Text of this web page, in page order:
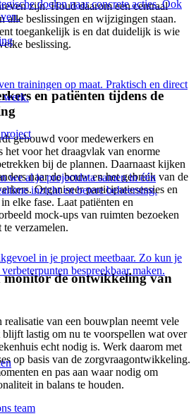
doelen naar concrete acties. Ook
trainingen op maat. Praktisch en direct
werk.
we al je projectdata samen in één
inzicht en betere beheersing.
in je project meetbaar. Zo kun je
bespreekbaar maken.
team
zijn. Houd daarom een centraal
alle beslissingen en wijzigingen staan.
toegankelijk is en dat duidelijk is wie
beslissing.
en patiënten tijdens de
gebouwd voor medewerkers en
het voor het draagvlak van enorme
bij de plannen. Daarnaast kijken
naar de bouw en het gebruik van de
Organiseer participatiesessies en
elke fase. Laat patiënten en
mock-ups van ruimten bezoeken
verzamelen.
monitor de ontwikkeling van
van een bouwplan neemt vele
blijft lastig om nu te voorspellen wat over
echt nodig is. Werk daarom met
op basis van de zorgvraagontwikkeling.
en pas aan waar nodig om
in balans te houden.